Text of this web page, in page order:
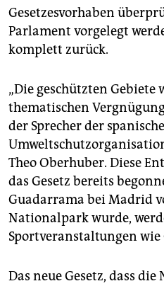
Gesetzesvorhaben
Parlament vorgelegt
komplett zurück.
„Die geschützten
thematischen
der Sprecher der
Theo Oberhuber. Diese
das Gesetz bereits
Guadarrama bei Madrid
Nationalpark wurde,
Sportveranstaltungen wie
Das neue Gesetz, dass